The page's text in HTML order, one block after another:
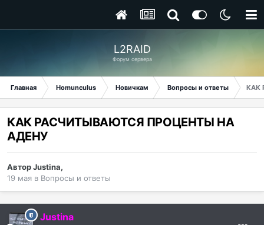
L2RAID
Форум сервера
Главная Homunculus Новичкам Вопросы и ответы КАК
КАК РАСЧИТЫВАЮТСЯ ПРОЦЕНТЫ НА
АДЕНУ
АвторJustina,
19 мая в Вопросы и ответы
Justina